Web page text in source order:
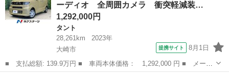
システム ＬＥ...ーディオ 全周囲カメラ 衝突軽減装…
1,292,000円
タント
28,261km
2023年
大崎市
提携サイト 8月1日
■ 支払総額: 139.9万円 ■ 車両本体価格： 1,292,000 円 ■ メーカ